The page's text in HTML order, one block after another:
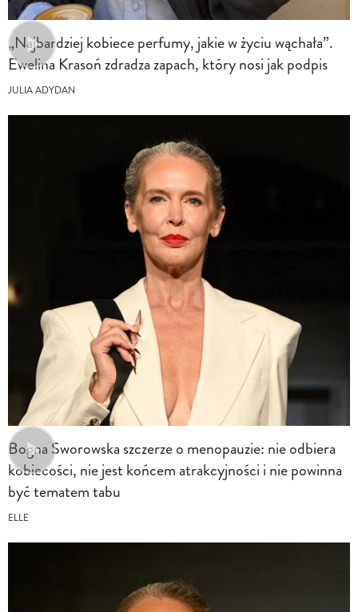
„Najbardziej kobiece perfumy, jakie w życiu wąchała”.
Ewelina Krasoń zdradza zapach, który nosi jak podpis
JULIA ADYDAN
Bogna Sworowska szczerze o menopauzie: nie odbiera
kobiecości, nie jest końcem atrakcyjności i nie powinna
być tematem tabu
ELLE